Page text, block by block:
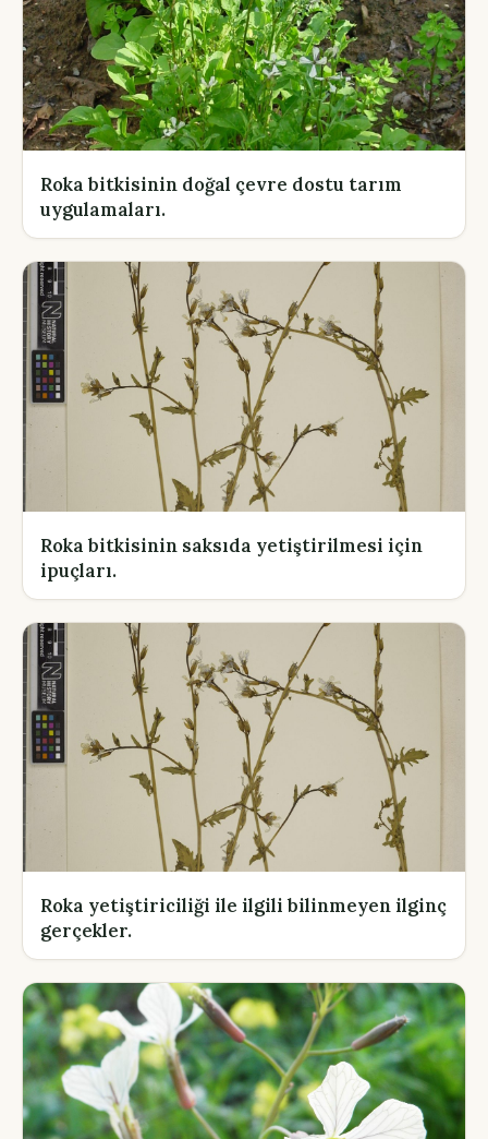
Roka bitkisinin doğal çevre dostu tarım
uygulamaları.
Roka bitkisinin saksıda yetiştirilmesi için
ipuçları.
Roka yetiştiriciliği ile ilgili bilinmeyen ilginç
gerçekler.